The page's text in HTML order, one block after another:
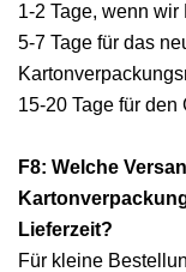
1-2 Tage, wenn
5-7 Tage für das
15-20 Tage für den
F8: Welche
Lieferzeit?
Für kleine